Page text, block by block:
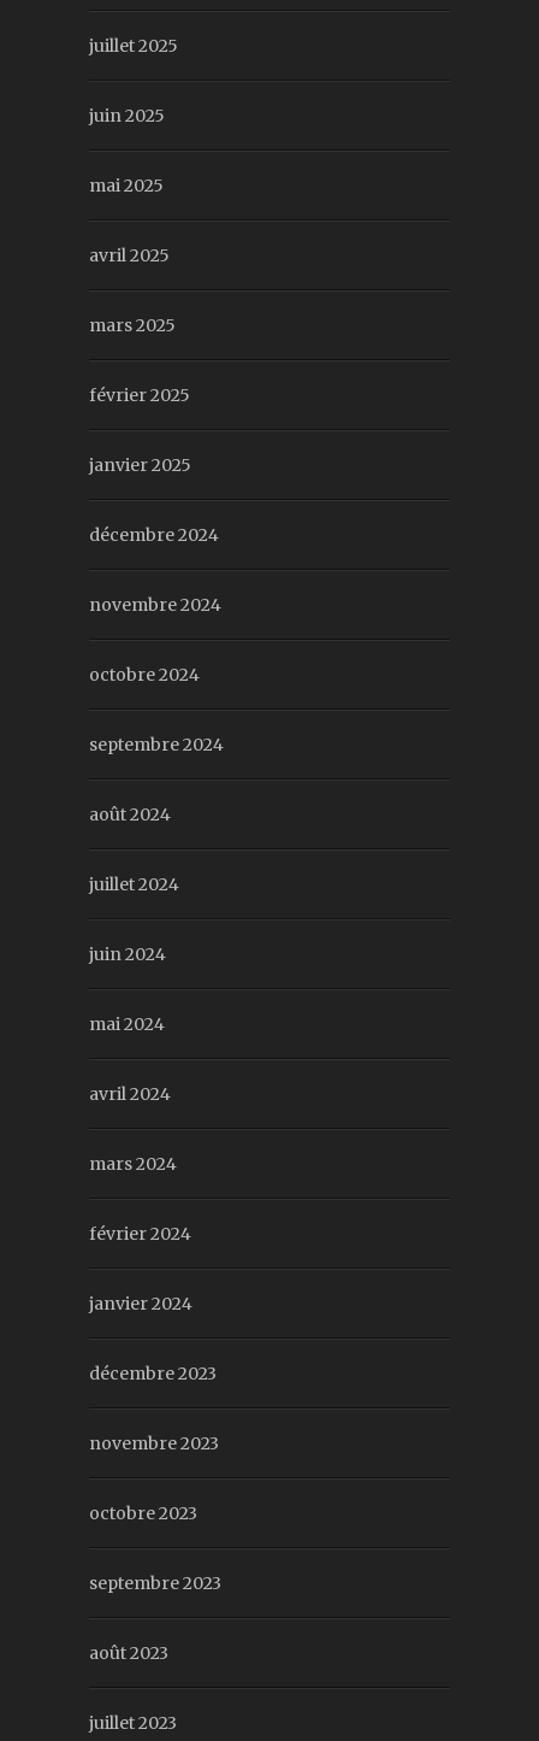
juillet 2025
juin 2025
mai 2025
avril 2025
mars 2025
février 2025
janvier 2025
décembre 2024
novembre 2024
octobre 2024
septembre 2024
août 2024
juillet 2024
juin 2024
mai 2024
avril 2024
mars 2024
février 2024
janvier 2024
décembre 2023
novembre 2023
octobre 2023
septembre 2023
août 2023
juillet 2023